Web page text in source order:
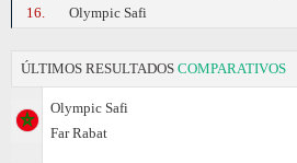
16.
Olympic Safi
ÚLTIMOS RESULTADOS COMPARATIVOS
Olympic Safi
Far Rabat